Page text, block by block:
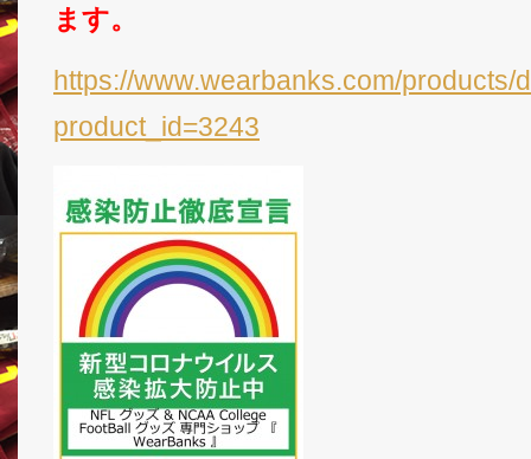
ます。
https://www.wearbanks.com/products/
product_id=3243